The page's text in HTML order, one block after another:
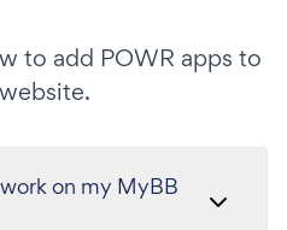
to add POWR apps to
on my MyBB